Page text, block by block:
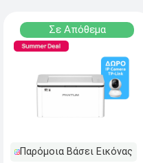
Σε Απόθεμα
Παρόμοια Βάσει Εικόνας